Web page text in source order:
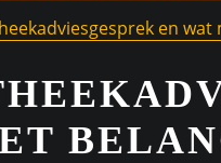
en wat